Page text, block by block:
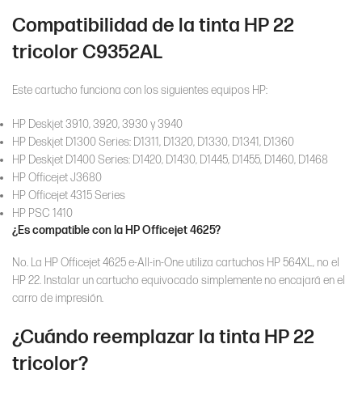
Compatibilidad de la tinta HP 22
tricolor C9352AL
Este cartucho funciona con los siguientes equipos HP:
HP Deskjet 3910, 3920, 3930 y 3940
HP Deskjet D1300 Series: D1311, D1320, D1330, D1341, D1360
HP Deskjet D1400 Series: D1420, D1430, D1445, D1455, D1460, D1468
HP Officejet J3680
HP Officejet 4315 Series
HP PSC 1410
¿Es compatible con la HP Officejet 4625?
No. La HP Officejet 4625 e-All-in-One utiliza cartuchos HP 564XL, no el
HP 22. Instalar un cartucho equivocado simplemente no encajará en el
carro de impresión.
¿Cuándo reemplazar la tinta HP 22
tricolor?